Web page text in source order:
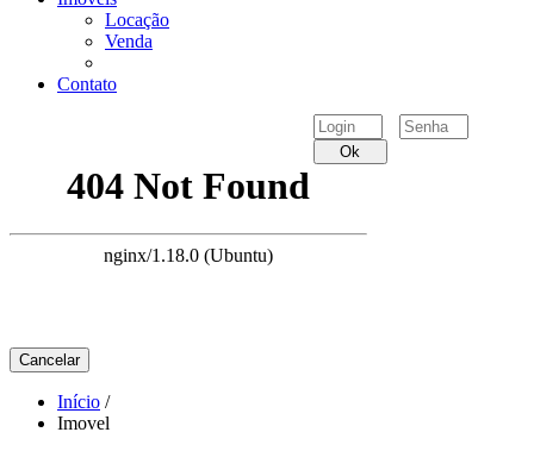
Locação
Venda
Contato
Ok
Cancelar
Início /
Imovel